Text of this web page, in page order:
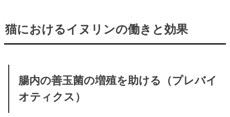
猫におけるイヌリンの働きと効果
腸内の善玉菌の増殖を助ける（プレバイ
オティクス）